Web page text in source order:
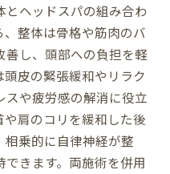
ヘッドスパの組み合わ
整体は骨格や筋肉のバ
善し、頭部への負担を軽
皮の緊張緩和やリラク
スや疲労感の解消に役立
肩のコリを緩和した後
相乗的に自律神経が整
きます。両施術を併用